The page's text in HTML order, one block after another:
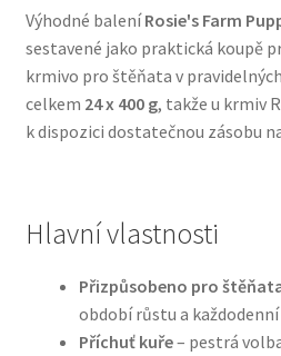
Brit pro psy
Granule pro psy
Happy Dog — Německá kvalita
Hill’s pro psy
Výhodné baleníRosie's Farm
sestavené jako praktická koupě
krmivo pro štěňata v
celkem 24 x 400 g, takže u krmiv
k dispozici dostatečnou zásobu
Hlavní vlastnosti
Přizpůsobeno pro
období růstu a
Příchuť kuře– pestrá